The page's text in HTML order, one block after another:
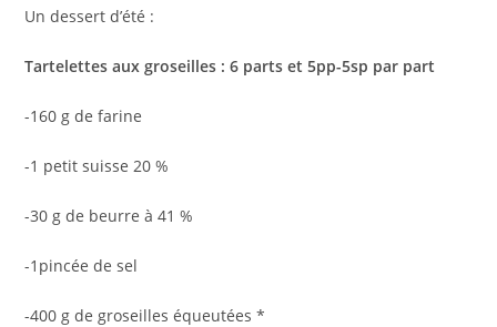
Un dessert d’été :
Tartelettes aux groseilles : 6 parts et 5pp-5sp par part
-160 g de farine
-1 petit suisse 20 %
-30 g de beurre à 41 %
-1pincée de sel
-400 g de groseilles équeutées *